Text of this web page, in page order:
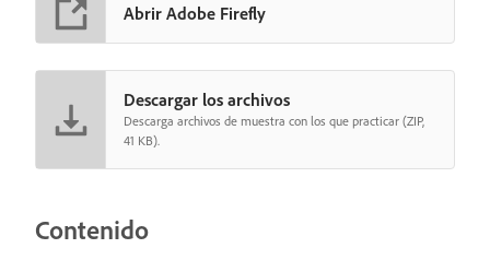
Abrir Adobe Firefly
Descargar los archivos
Descarga archivos de muestra con los que practicar (ZIP,
41 KB).
Contenido